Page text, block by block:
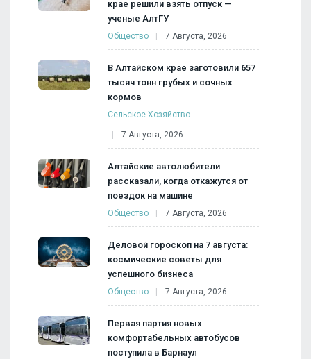
крае решили взять отпуск —
ученые АлтГУ
Общество 7 Августа, 2026
В Алтайском крае заготовили 657
тысяч тонн грубых и сочных
кормов
Сельское Хозяйство
7 Августа, 2026
Алтайские автолюбители
рассказали, когда откажутся от
поездок на машине
Общество 7 Августа, 2026
Деловой гороскоп на 7 августа:
космические советы для
успешного бизнеса
Общество 7 Августа, 2026
Первая партия новых
комфортабельных автобусов
поступила в Барнаул